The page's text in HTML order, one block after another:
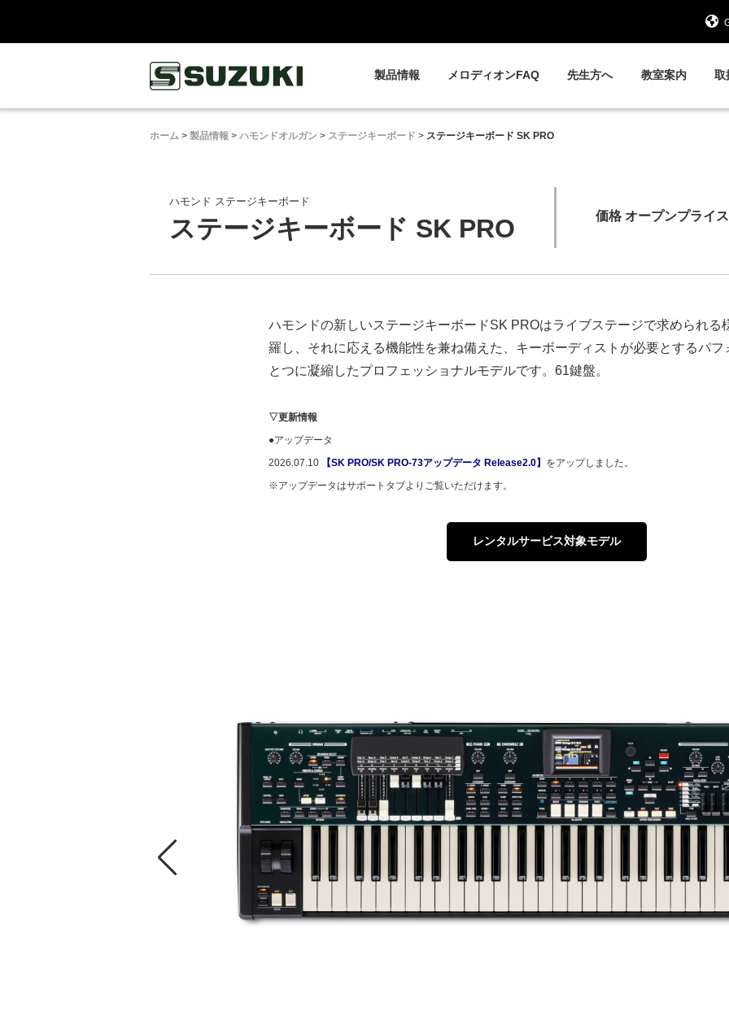
製品情報 メロディオンFAQ 先生方へ 教室案内 取
ホーム > 製品情報 > ハモンドオルガン > ステージキーボード > ステージキーボード SK PRO
ハモンド ステージキーボード
ステージキーボード SK PRO 価格 オープンプライス
ハモンドの新しいステージキーボードSK PROはライブステージで求められる
羅し、それに応える機能性を兼ね備えた、キーボーディストが必要とするパフ
とつに凝縮したプロフェッショナルモデルです。61鍵盤。
▽更新情報
●アップデータ
2026.07.10 【SK PRO/SK PRO-73アップデータ Release2.0】 をアップしました。
※アップデータはサポートタブよりご覧いただけます。
レンタルサービス対象モデル